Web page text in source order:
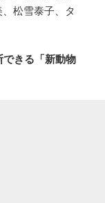
松雪泰子、タ
できる「新動物